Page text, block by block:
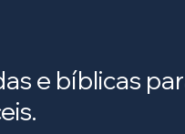
e bíblicas